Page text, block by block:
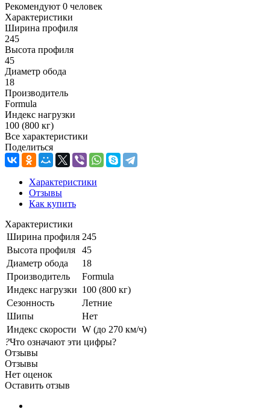
Рекомендуют 0 человек
Характеристики
Ширина профиля
245
Высота профиля
45
Диаметр обода
18
Производитель
Formula
Индекс нагрузки
100 (800 кг)
Все характеристики
Поделиться
Характеристики
Отзывы
Как купить
Характеристики
Ширина профиля 245
Высота профиля
45
Диаметр обода
18
Производитель
Formula
Индекс нагрузки 100 (800 кг)
Сезонность
Летние
Шипы
Нет
Индекс скорости W (до 270 км/ч)
?Что означают эти цифры?
Отзывы
Отзывы
Нет оценок
Оставить отзыв